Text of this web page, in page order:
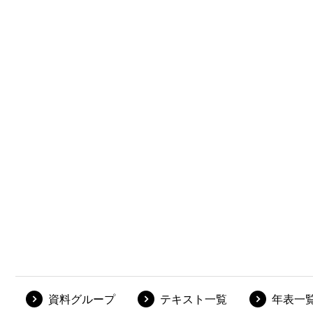
資料グループ テキスト一覧 年表一